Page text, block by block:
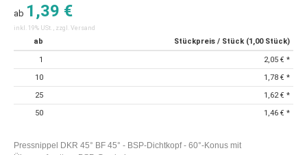
ab 1,39 €
inkl. 19% USt. , zzgl. Versand
ab Stückpreis / Stück (1,00 Stück)
1 2,05 € *
10
1,78 € *
25
1,62 € *
50
1,46 € *
Pressnippel DKR 45° BF 45° - BSP-Dichtkopf - 60°-Konus mit